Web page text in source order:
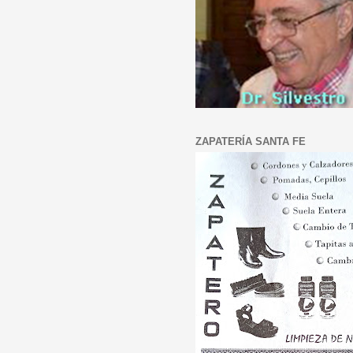
ZAPATERÍA SANTA FE